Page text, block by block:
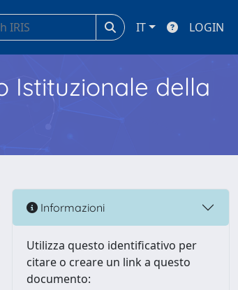
IT LOGIN
Istituzionale della
Informazioni
Utilizza questo identificativo per
citare o creare un link a questo
documento: